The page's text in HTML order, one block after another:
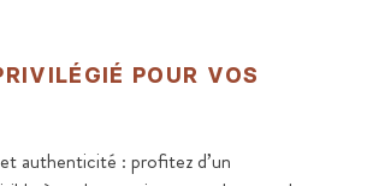
POUR VOS
authenticité : profitez d’un